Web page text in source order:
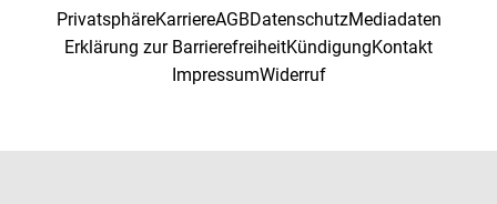
PrivatsphäreKarriereAGBDatenschutzMediadaten
Erklärung zur BarrierefreiheitKündigungKontakt
ImpressumWiderruf